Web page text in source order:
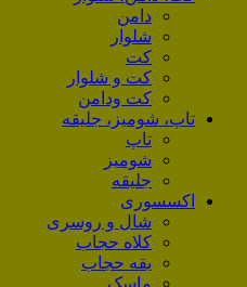
دامن
شلوار
کت
کت و شلوار
کت ودامن
تاپ، شومیز، جلیقه
تاپ
شومیز
جلیقه
اکسسوری
شال و روسری
کلاه حجاب
یقه حجاب
ماسک